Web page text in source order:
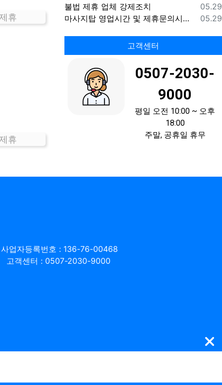
휴
휴
등록
05.29
불법 제휴 업체 강제조치
등록
05.29
마사지탑 영업시간 및 제휴문의시간 안내
고객센터
0507-2030-
9000
평일 오전 10:00 ~ 오후
18:00
주말, 공휴일 휴무
사업자등록번호 : 136-76-00468
고객센터 : 0507-2030-9000